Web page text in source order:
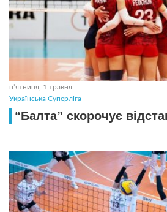
пʼятниця, 1 травня
Українська Суперліга
“Балта” скорочує